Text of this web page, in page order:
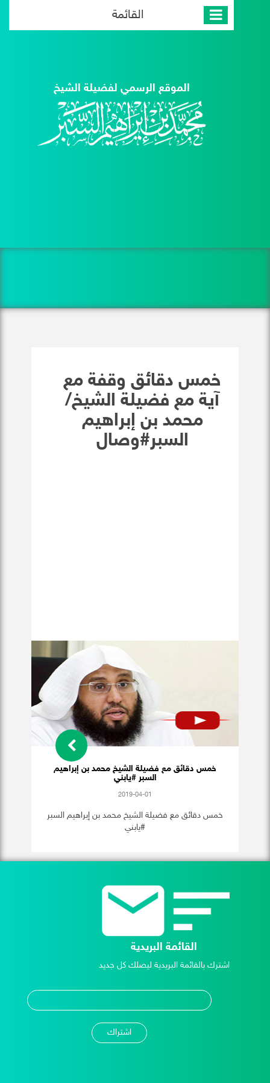
القائمة
الموقع الرسمي لفضيلة الشيخ
خمس دقائق وقفة مع
آية مع فضيلة الشيخ/
محمد بن إبراهيم
السبر#وصال
خمس دقائق مع فضيلة الشيخ محمد بن إبراهيم
السبر #يابني
2019-04-01
خمس دقائق مع فضيلة الشيخ محمد بن إبراهيم السبر
#يابني
القائمة البريدية
اشترك بالقائمة البريدية ليصلك كل جديد